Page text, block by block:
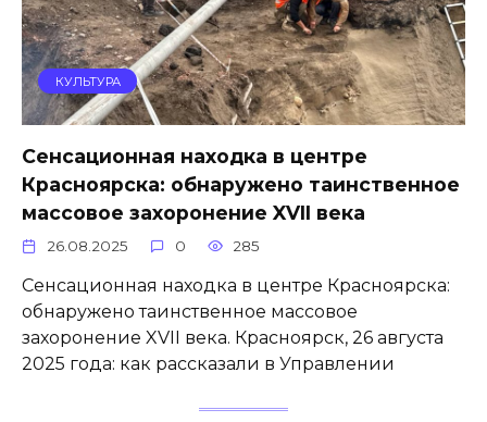
КУЛЬТУРА
Сенсационная находка в центре
Красноярска: обнаружено таинственное
массовое захоронение XVII века
26.08.2025 0 285
Сенсационная находка в центре Красноярска:
обнаружено таинственное массовое
захоронение XVII века. Красноярск, 26 августа
2025 года: как рассказали в Управлении